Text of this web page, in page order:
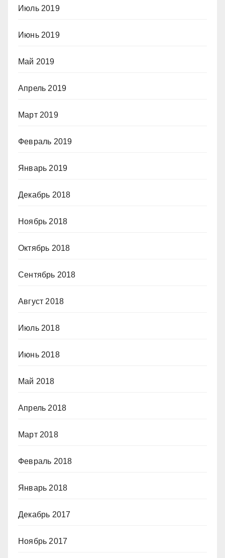
Июль 2019
Июнь 2019
Май 2019
Апрель 2019
Март 2019
Февраль 2019
Январь 2019
Декабрь 2018
Ноябрь 2018
Октябрь 2018
Сентябрь 2018
Август 2018
Июль 2018
Июнь 2018
Май 2018
Апрель 2018
Март 2018
Февраль 2018
Январь 2018
Декабрь 2017
Ноябрь 2017